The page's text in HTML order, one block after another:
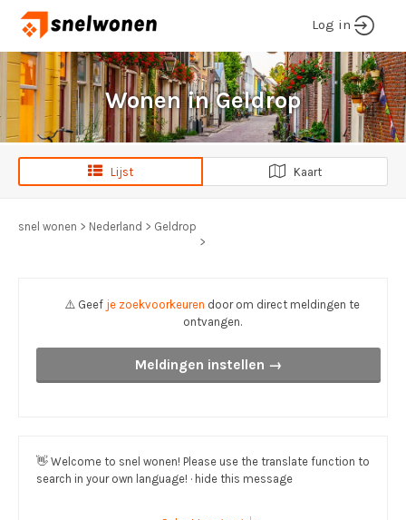
Log in
Lijst Kaart
Wonen in Geldrop
snel wonen > Nederland > Geldrop
>
⚠️ Geef je zoekvoorkeuren door om direct meldingen te
ontvangen.
Meldingen instellen →
👋 Welcome to snel wonen! Please use the translate function to
search in your own language! · hide this message